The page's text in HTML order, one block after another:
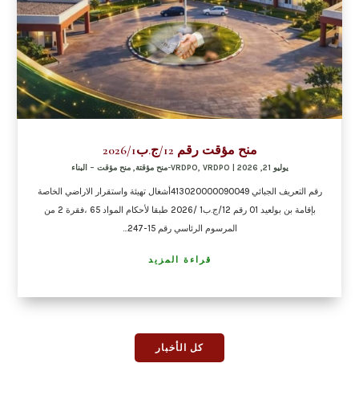
منح مؤقت رقم 12/ج.ب2026/1
يوليو 21, 2026 VRDPO, VRDPO-منح مؤقتة ,منح مؤقت – البناء
رقم التعريف الجبائي 413020000090049أشغال تهيئة واستقرار الاراضي الخاصة
بإقامة بن بولعيد 01 رقم 12/ج.ب1 /2026 طبقا لأحكام المواد 65 ،فقرة 2 من
المرسوم الرئاسي رقم 15-247...
قراءة المزيد
كل الأخبار